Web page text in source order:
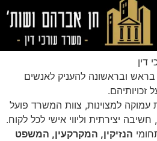
דין
ובראשונה להעניק לאנשים
זכויותיהם.
עמוקה למצוינות, צוות המשרד פועל
יצירתית וליווי אישי לכל לקוח.
הנזיקין, המקרקעין, המשפט